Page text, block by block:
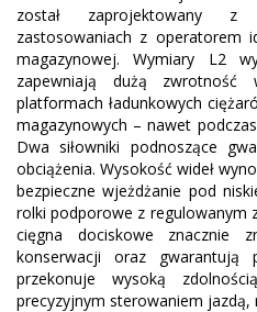
został zaprojektowany
zastosowaniach z operatorem
magazynowej. Wymiary L2
zapewniają dużą
platformach ładunkowych
magazynowych – nawet
Dwa siłowniki podnoszące
obciążenia. Wysokość wideł
bezpieczne wjeżdżanie pod
rolki podporowe z regulowanym
cięgna dociskowe znacznie
konserwacji oraz gwarantują
przekonuje wysoką
precyzyjnym sterowaniem jazdą,